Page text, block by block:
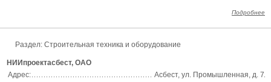
Подробнее
Раздел: Строительная техника и оборудование
НИИпроектасбест, ОАО
Адрес:
Асбест, ул. Промышленная, д. 7